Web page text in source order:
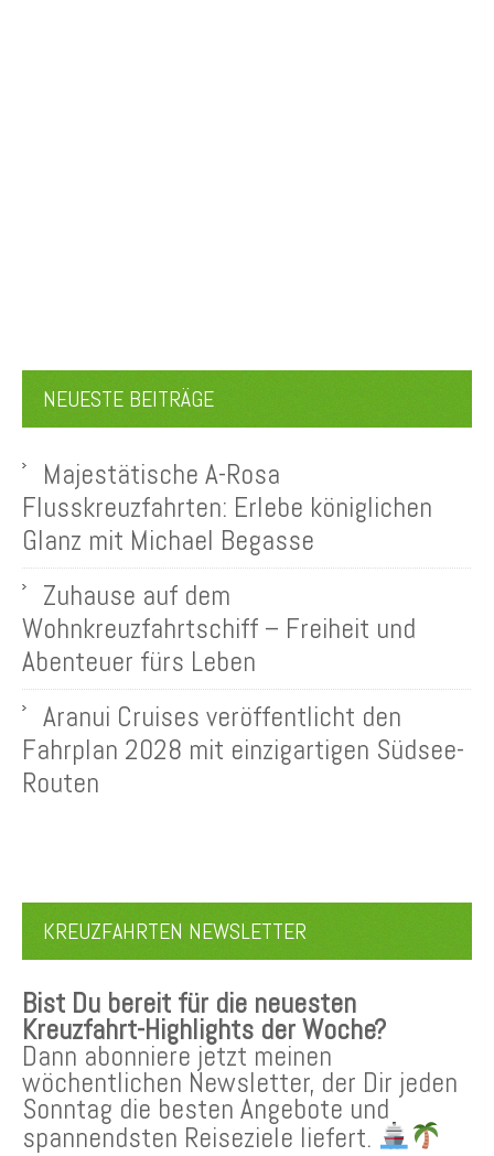
NEUESTE BEITRÄGE
Majestätische A-Rosa
Flusskreuzfahrten: Erlebe königlichen
Glanz mit Michael Begasse
Zuhause auf dem
Wohnkreuzfahrtschiff – Freiheit und
Abenteuer fürs Leben
Aranui Cruises veröffentlicht den
Fahrplan 2028 mit einzigartigen Südsee-
Routen
KREUZFAHRTEN NEWSLETTER
Bist Du bereit für die neuesten
Kreuzfahrt-Highlights der Woche?
Dann abonniere jetzt meinen
wöchentlichen Newsletter, der Dir jeden
Sonntag die besten Angebote und
spannendsten Reiseziele liefert.